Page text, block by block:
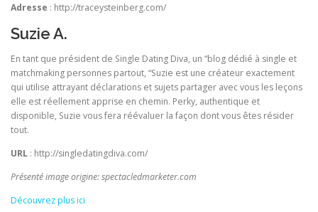
Adresse : http://traceysteinberg.com/
Suzie A.
En tant que président de Single Dating Diva, un “blog dédié à single et
matchmaking personnes partout, “Suzie est une créateur exactement
qui utilise attrayant déclarations et sujets partager avec vous les leçons
elle est réellement apprise en chemin. Perky, authentique et
disponible, Suzie vous fera réévaluer la façon dont vous êtes résider
tout.
URL : http://singledatingdiva.com/
Présenté image origine: spectacledmarketer.com
Découvrez plus ici